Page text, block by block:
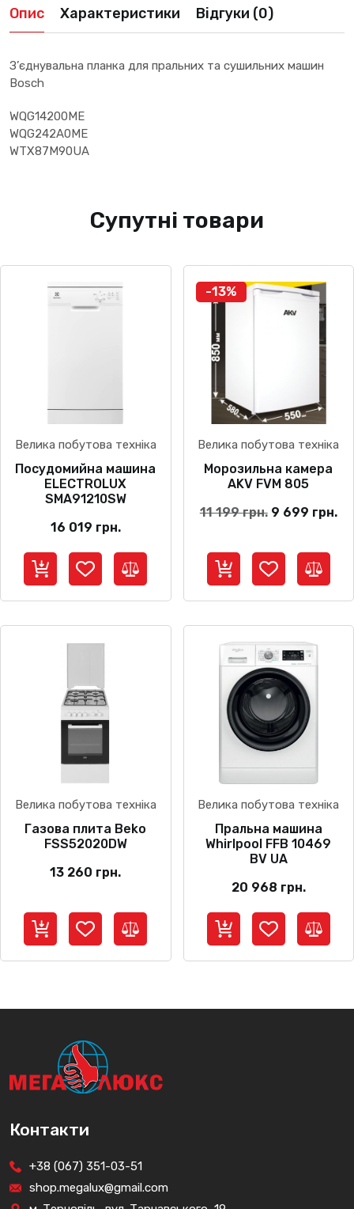
Опис Характеристики Відгуки (0)
З’єднувальна планка для пральних та сушильних машин
Bosch
WQG14200ME
WQG242A0ME
WTX87M90UA
Супутні товари
Велика побутова техніка
Посудомийна машина
ELECTROLUX
SMA91210SW
16 019 грн.
-13%
Велика побутова техніка
Морозильна камера
AKV FVM 805
11 199грн. Оригінальна
11
199 грн..
9 699 грн.
Велика побутова техніка
Газова плита Beko
FSS52020DW
13 260 грн.
Велика побутова техніка
Пральна машина
Whirlpool FFB 10469
BV UA
20 968 грн.
Контакти
+38 (067) 351-03-51
shop.megalux@gmail.com